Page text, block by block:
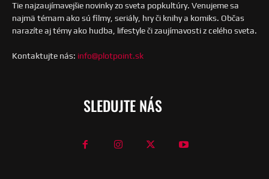
Tie najzaujímavejšie novinky zo sveta popkultúry. Venujeme sa
najmä témam ako sú filmy, seriály, hry či knihy a komiks. Občas
narazíte aj témy ako hudba, lifestyle či zaujímavosti z celého sveta.
Kontaktujte nás: info@plotpoint.sk
SLEDUJTE NÁS